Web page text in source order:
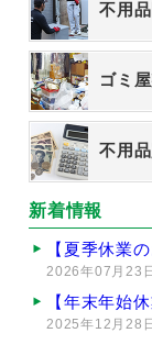
不用
ゴミ
不用
新着情報
【夏季休業
2026年07月23日
【年末年始
2025年12月28日